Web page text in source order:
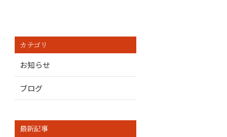
カテゴリ
お知らせ
ブログ
最新記事